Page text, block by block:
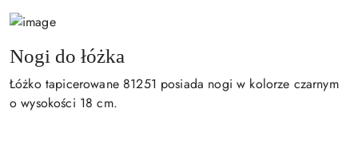
Nogi do łóżka
Łóżko tapicerowane 81251 posiada nogi w kolorze czarnym
o wysokości 18 cm.